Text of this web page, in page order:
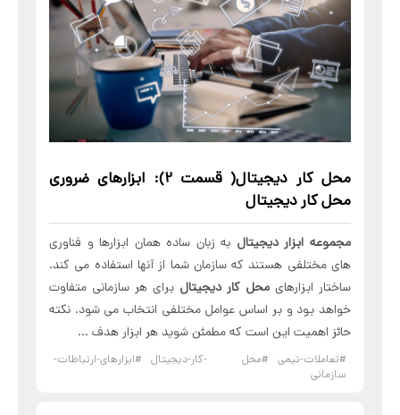
محل کار دیجیتال( قسمت 2): ابزارهای ضروری
محل کار دیجیتال
مجموعه ابزار دیجیتال به زبان ساده همان ابزارها و فناوری
های مختلفی هستند که سازمان شما از آنها استفاده می کند.
ساختار ابزارهای محل کار دیجیتال برای هر سازمانی متفاوت
خواهد بود و بر اساس عوامل مختلفی انتخاب می شود. نکته
حائز اهمیت این است که مطمئن شوید هر ابزار هدف ...
#تعاملات-تیمی #محل -کار-دیجیتال
#ابزارهای-ارتباطات-
سازمانی